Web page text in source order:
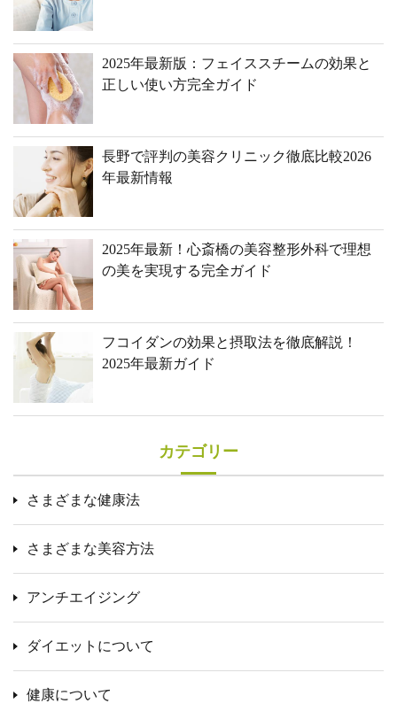
2025年最新版：フェイススチームの効果と
正しい使い方完全ガイド
長野で評判の美容クリニック徹底比較2026
年最新情報
2025年最新！心斎橋の美容整形外科で理想
の美を実現する完全ガイド
フコイダンの効果と摂取法を徹底解説！
2025年最新ガイド
カテゴリー
さまざまな健康法
さまざまな美容方法
アンチエイジング
ダイエットについて
健康について